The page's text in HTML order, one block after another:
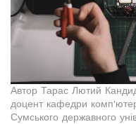
Автор Тарас Лютий
доцент кафедри
Сумського державного